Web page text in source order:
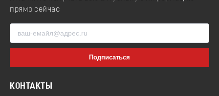
прямо сейчас
КОНТАКТЫ